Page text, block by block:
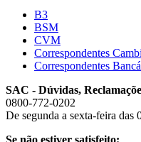
B3
BSM
CVM
Correspondentes
Correspondentes
SAC - Dúvidas,
0800-772-0202
De segunda a sexta-feira das